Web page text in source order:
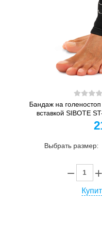
Бандаж на
вставкой SIBOTE
Выбрать размер: